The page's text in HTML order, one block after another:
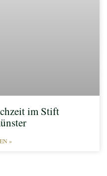
im Stift
»